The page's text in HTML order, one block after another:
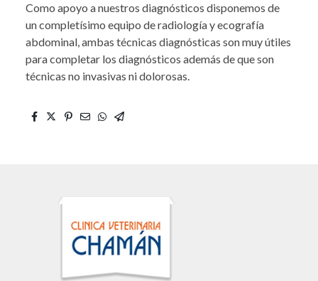
Como apoyo a nuestros diagnósticos disponemos de
un completísimo equipo de radiología y ecografía
abdominal, ambas técnicas diagnósticas son muy útiles
para completar los diagnósticos además de que son
técnicas no invasivas ni dolorosas.